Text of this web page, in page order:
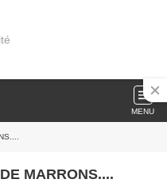
MENU
MARRONS....